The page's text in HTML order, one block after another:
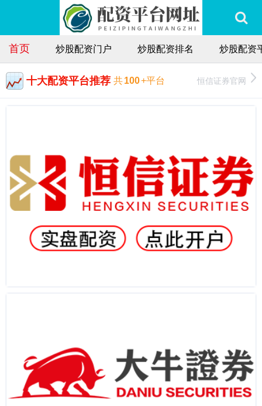
首页 炒股配资门户 炒股配资排名 炒股配资
十大配资平台推荐 共100+平台 恒信证券官网